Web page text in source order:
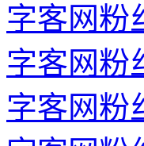
字客网粉
字客网粉
字客网粉